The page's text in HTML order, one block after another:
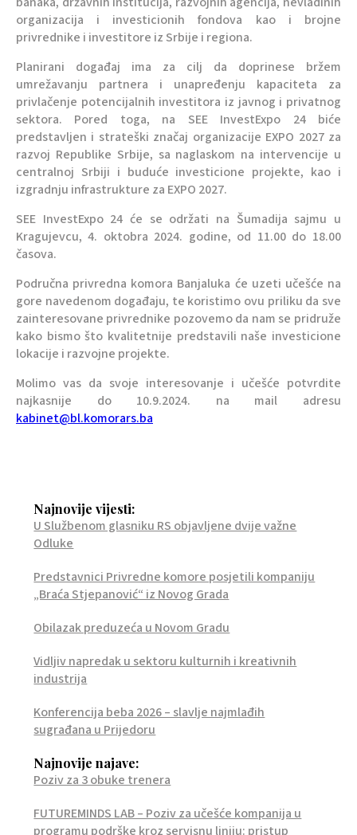
organizacija i investicionih fondova kao i brojne
privrednike i investitore iz Srbije i regiona.
Planirani događaj ima za cilj da doprinese bržem
umrežavanju partnera i unapređenju kapaciteta za
privlačenje potencijalnih investitora iz javnog i privatnog
sektora. Pored toga, na SEE InvestExpo 24 biće
predstavljen i strateški značaj organizacije EXPO 2027 za
razvoj Republike Srbije, sa naglaskom na intervencije u
centralnoj Srbiji i buduće investicione projekte, kao i
izgradnju infrastrukture za EXPO 2027.
SEE InvestExpo 24 će se održati na Šumadija sajmu u
Kragujevcu, 4. oktobra 2024. godine, od 11.00 do 18.00
časova.
Područna privredna komora Banjaluka će uzeti učešće na
gore navedenom događaju, te koristimo ovu priliku da sve
zainteresovane privrednike pozovemo da nam se pridruže
kako bismo što kvalitetnije predstavili naše investicione
lokacije i razvojne projekte.
Molimo vas da svoje interesovanje i učešće potvrdite
najkasnije do 10.9.2024. na mail adresu
kabinet@bl.komorars.ba
Najnovije vijesti:
U Službenom glasniku RS objavljene dvije važne
Odluke
Predstavnici Privredne komore posjetili kompaniju
„Braća Stjepanović“ iz Novog Grada
Obilazak preduzeća u Novom Gradu
Vidljiv napredak u sektoru kulturnih i kreativnih
industrija
Konferencija beba 2026 – slavlje najmlađih
sugrađana u Prijedoru
Najnovije najave:
Poziv za 3 obuke trenera
FUTUREMINDS LAB – Poziv za učešće kompanija u
programu podrške kroz servisnu liniju: pristup